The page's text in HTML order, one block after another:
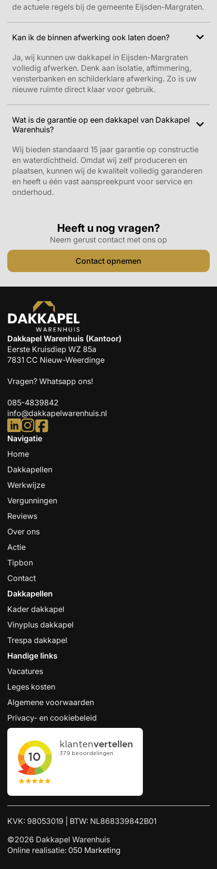
de actuele regels bij de gemeente Eijsden-Margraten.
Kan ik de binnen afwerking ook laten doen?
Ja, wij kunnen uw dakkapel in Eijsden-Margraten
volledig afwerken. Denk aan isolatie, aftimmering,
vensterbanken en schilderklare afwerking. Zo is uw
nieuwe ruimte direct klaar voor gebruik.
Wat is de garantie op een dakkapel van Dakkapel
Warenhuis?
Wij bieden standaard 15 jaar garantie op constructie
en waterdichtheid. Omdat wij zelf produceren en
plaatsen, kunnen wij de kwaliteit volledig garanderen
en heeft u één vast aanspreekpunt voor service en
onderhoud.
Heeft u nog vragen?
Neem gerust contact met ons op
Contact opnemen
Dakkapel Warenhuis (Kantoor)
Eerste Kruisdiep WZ 85a
7831 CC Nieuw-Weerdinge
Vragen? Whatsapp ons!
085-4839842
info@dakkapelwarenhuis.nl
Navigatie
Home
Dakkapellen
Werkwijze
Vergunningen
Reviews
Over ons
Actie
Tipbon
Contact
Dakkapellen
Kader dakkapel
Vinyplus dakkapel
Trespa dakkapel
Handige links
Vacatures
Leges kosten
Algemene voorwaarden
Privacy- en cookiebeleid
©2026 Dakkapel Warenhuis
Online realisatie: 050 Marketing
KVK: 98053019 | BTW: NL868339842B01